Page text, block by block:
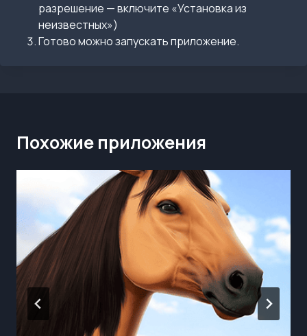
разрешение — включите «Установка из
неизвестных»)
Готово можно запускать приложение.
Похожие приложения